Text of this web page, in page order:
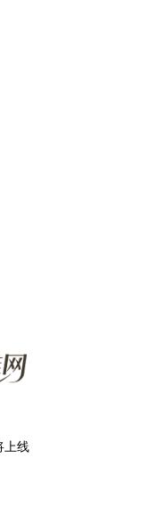
上线